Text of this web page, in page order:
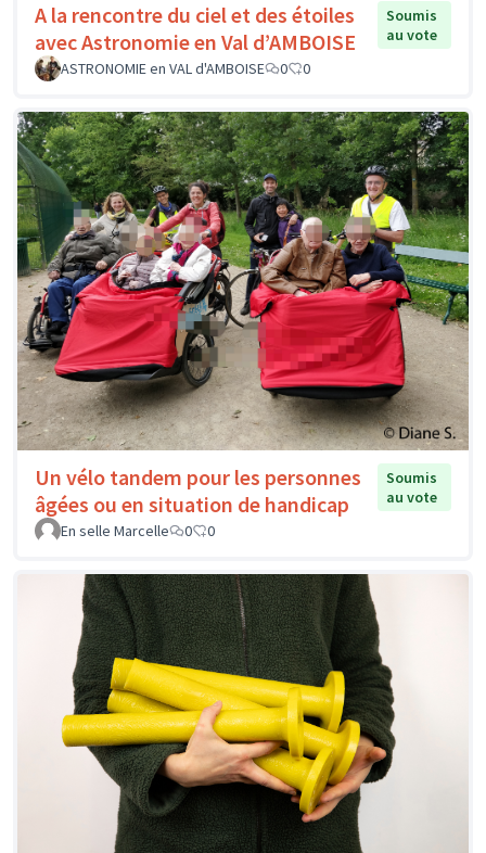
A la rencontre du ciel et des étoiles
avec Astronomie en Val d’AMBOISE
Soumis
au vote
ASTRONOMIE en VAL d'AMBOISE
0 0
Un vélo tandem pour les personnes
âgées ou en situation de handicap
Soumis
au vote
En selle Marcelle
0 0